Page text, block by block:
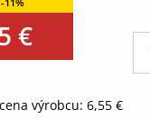
€
výrobcu: 6,55 €